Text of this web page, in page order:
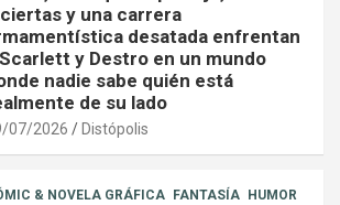
y una carrera
desatada enfrentan
y Destro en un mundo
nadie sabe quién está
de su lado
07/2026 Distópolis
& NOVELA GRÁFICA FANTASÍA HUMOR